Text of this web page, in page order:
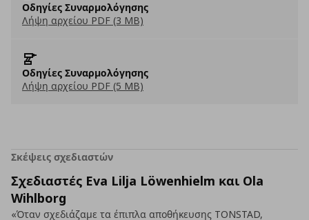
Οδηγίες Συναρμολόγησης
Λήψη αρχείου PDF (3 MB)
Οδηγίες Συναρμολόγησης
Λήψη αρχείου PDF (5 MB)
Σκέψεις σχεδιαστών
Σχεδιαστές Eva Lilja Löwenhielm και Ola
Wihlborg
«Όταν σχεδιάζαμε τα έπιπλα αποθήκευσης TONSTAD,